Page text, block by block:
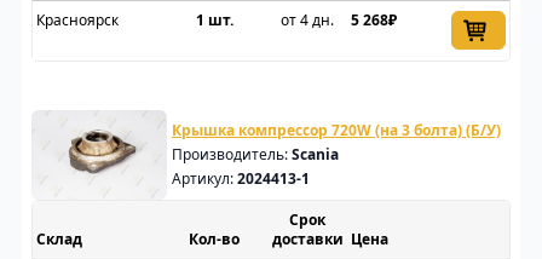
Красноярск
1 шт. от 4 дн. 5 268₽
Крышка компрессор 720W (на 3 болта) (Б/У)
Производитель:Scania
Артикул:2024413-1
Склад
Срок
доставки Цена